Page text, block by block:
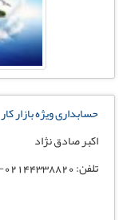
حسابداری ویژه بازار کار
اکبر صادق نژاد
تلفن: 02144338820-21